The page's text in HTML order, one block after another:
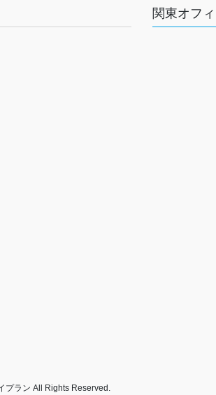
関東オフ
プラン All Rights Reserved.